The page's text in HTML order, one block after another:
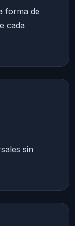
forma de
cada
sin